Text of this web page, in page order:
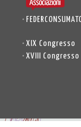
•
• XIX Congresso
• XVIII Congresso